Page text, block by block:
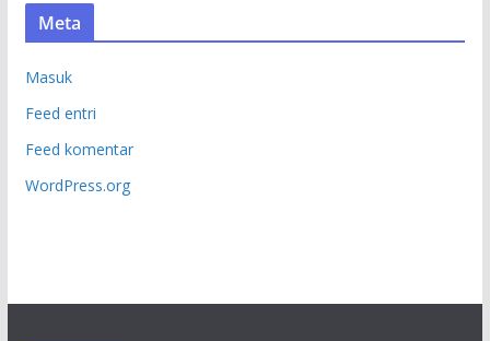
Meta
Masuk
Feed entri
Feed komentar
WordPress.org